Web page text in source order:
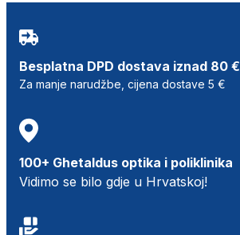
Besplatna DPD dostava iznad 80 €
Za manje narudžbe, cijena dostave 5 €
100+ Ghetaldus optika i poliklinika
Vidimo se bilo gdje u Hrvatskoj!